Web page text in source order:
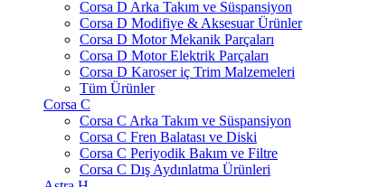
Corsa D Arka Takım ve Süspansiyon
Corsa D Modifiye & Aksesuar Ürünler
Corsa D Motor Mekanik Parçaları
Corsa D Motor Elektrik Parçaları
Corsa D Karoser iç Trim Malzemeleri
Tüm Ürünler
Corsa C
Corsa C Arka Takım ve Süspansiyon
Corsa C Fren Balatası ve Diski
Corsa C Periyodik Bakım ve Filtre
Corsa C Dış Aydınlatma Ürünleri